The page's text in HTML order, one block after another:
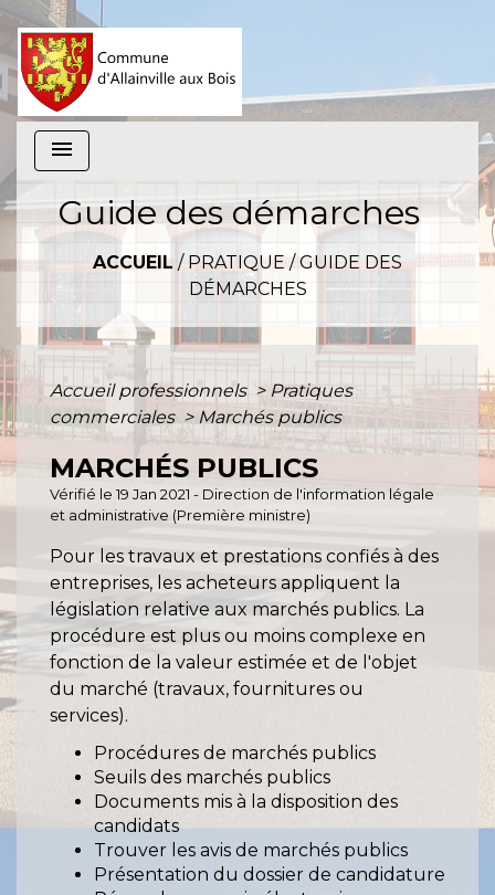
menu
Guide des démarches
ACCUEIL / PRATIQUE / GUIDE DES
DÉMARCHES
Accueil professionnels > Pratiques
commerciales> Marchés publics
MARCHÉS PUBLICS
Vérifié le 19 Jan 2021 - Direction de l'information légale
et administrative (Première ministre)
Pour les travaux et prestations confiés à des
entreprises, les acheteurs appliquent la
législation relative aux marchés publics. La
procédure est plus ou moins complexe en
fonction de la valeur estimée et de l'objet
du marché (travaux, fournitures ou
services).
Procédures de marchés publics
Seuils des marchés publics
Documents mis à la disposition des
candidats
Trouver les avis de marchés publics
Présentation du dossier de candidature